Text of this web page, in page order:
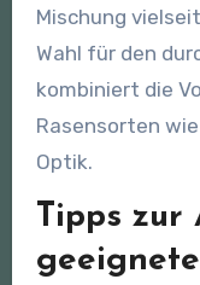
Mischung
Wahl für den
kombiniert die
Rasensorten
Optik.
Tipps zur